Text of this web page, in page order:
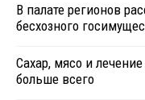
В палате регионов
бесхозного
Сахар, мясо и
больше всего